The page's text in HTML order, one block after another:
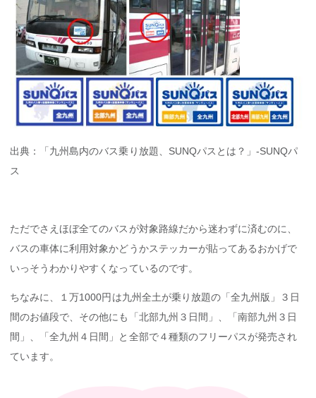
出典：「九州島内のバス乗り放題、SUNQパスとは？」-SUNQパ
ス
ただでさえほぼ全てのバスが対象路線だから迷わずに済むのに、
バスの車体に利用対象かどうかステッカーが貼ってあるおかげで
いっそうわかりやすくなっているのです。
ちなみに、１万1000円は九州全土が乗り放題の「全九州版」３日
間のお値段で、その他にも「北部九州３日間」、「南部九州３日
間」、「全九州４日間」と全部で４種類のフリーパスが発売され
ています。